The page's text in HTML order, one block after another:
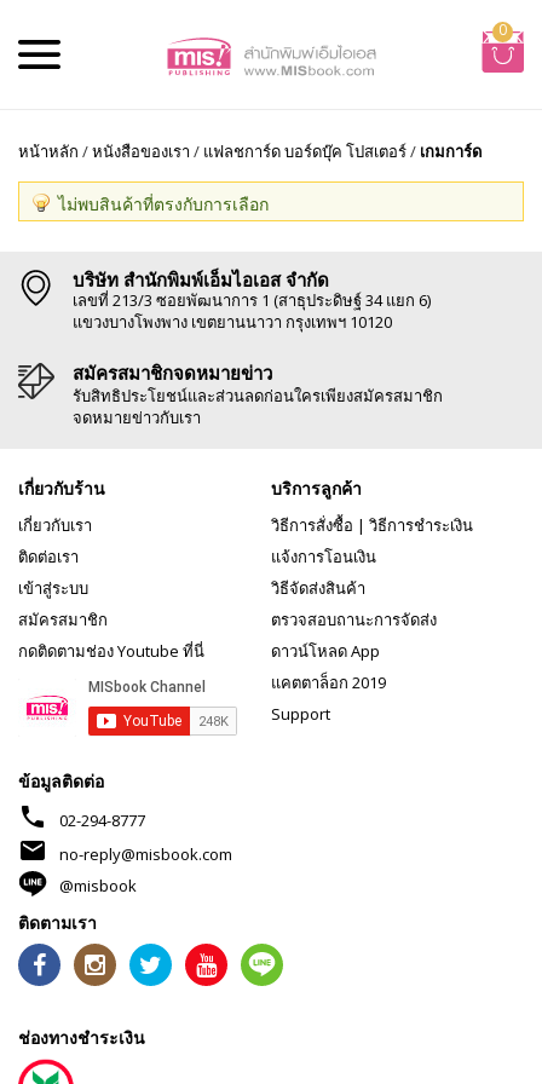
0
หน้าหลัก /หนังสือของเรา / แฟลชการ์ด บอร์ดบุ๊ค โปสเตอร์/ เกมการ์ด
ไม่พบสินค้าที่ตรงกับการเลือก
บริษัท สำนักพิมพ์เอ็มไอเอส จำกัด
เลขที่ 213/3 ซอยพัฒนาการ 1 (สาธุประดิษฐ์ 34 แยก 6)
แขวงบางโพงพาง เขตยานนาวา กรุงเทพฯ 10120
สมัครสมาชิกจดหมายข่าว
รับสิทธิประโยชน์และส่วนลดก่อนใครเพียงสมัครสมาชิก
จดหมายข่าวกับเรา
เกี่ยวกับร้าน
เกี่ยวกับเรา
ติดต่อเรา
เข้าสู่ระบบ
สมัครสมาชิก
กดติดตามช่อง Youtube ที่นี่
บริการลูกค้า
วิธีการสั่งซื้อ | วิธีการชำระเงิน
แจ้งการโอนเงิน
วิธีจัดส่งสินค้า
ตรวจสอบถานะการจัดส่ง
ดาวน์โหลด App
แคตตาล็อก 2019
Support
ข้อมูลติดต่อ
phone 02-294-8777
mail
no-reply@misbook.com
@misbook
ติดตามเรา
ช่องทางชำระเงิน